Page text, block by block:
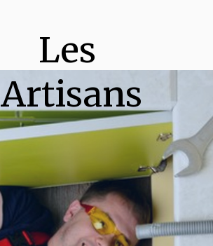
Les
Artisans